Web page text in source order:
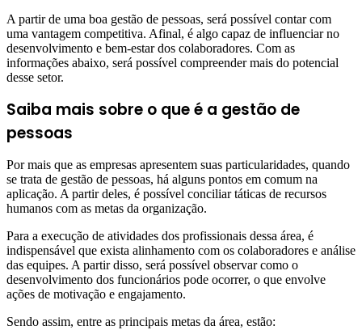
A partir de uma boa gestão de pessoas, será possível contar com
uma vantagem competitiva. Afinal, é algo capaz de influenciar no
desenvolvimento e bem-estar dos colaboradores. Com as
informações abaixo, será possível compreender mais do potencial
desse setor.
Saiba mais sobre o que é a gestão de
pessoas
Por mais que as empresas apresentem suas particularidades, quando
se trata de gestão de pessoas, há alguns pontos em comum na
aplicação. A partir deles, é possível conciliar táticas de recursos
humanos com as metas da organização.
Para a execução de atividades dos profissionais dessa área, é
indispensável que exista alinhamento com os colaboradores e análise
das equipes. A partir disso, será possível observar como o
desenvolvimento dos funcionários pode ocorrer, o que envolve
ações de motivação e engajamento.
Sendo assim, entre as principais metas da área, estão: